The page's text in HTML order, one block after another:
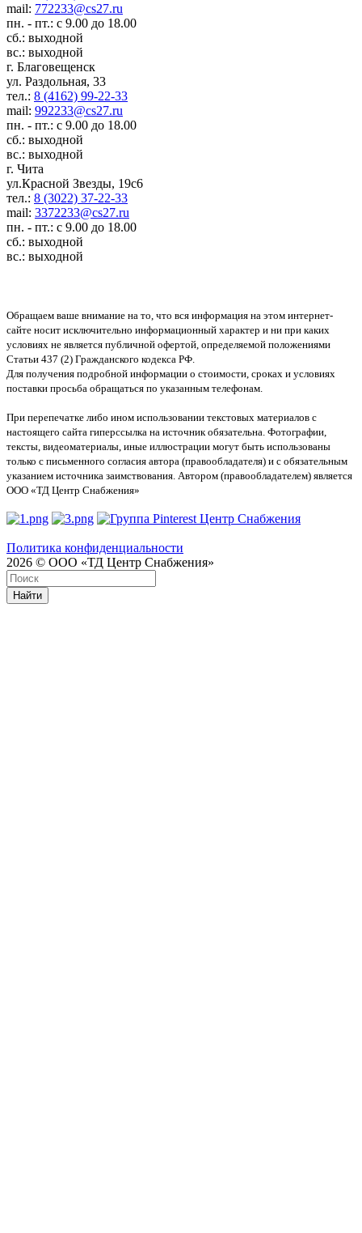
mail: 772233@cs27.ru
пн. - пт.: с 9.00 до 18.00
сб.: выходной
вс.: выходной
г. Благовещенск
ул. Раздольная, 33
тел.: 8 (4162) 99-22-33
mail: 992233@cs27.ru
пн. - пт.: с 9.00 до 18.00
сб.: выходной
вс.: выходной
г. Чита
ул.Красной Звезды, 19с6
тел.: 8 (3022) 37-22-33
mail: 3372233@cs27.ru
пн. - пт.: с 9.00 до 18.00
сб.: выходной
вс.: выходной
Обращаем ваше внимание на то, что вся информация на этом интернет-
сайте носит исключительно информационный характер и ни при каких
условиях не является публичной офертой, определяемой положениями
Статьи 437 (2) Гражданского кодекса РФ.
Для получения подробной информации о стоимости, сроках и условиях
поставки просьба обращаться по указанным телефонам.
При перепечатке либо ином использовании текстовых материалов с
настоящего сайта гиперссылка на источник обязательна. Фотографии,
тексты, видеоматериалы, иные иллюстрации могут быть использованы
только с письменного согласия автора (правообладателя) и с обязательным
указанием источника заимствования. Автором (правообладателем) является
ООО «ТД Центр Снабжения»
Политика конфиденциальности
2026 © ООО «ТД Центр Снабжения»
Найти